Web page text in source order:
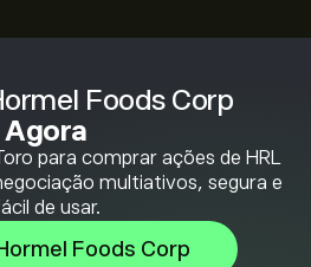
Foods Corp
Agora
para comprar ações de HRL
multiativos, segura e
de usar.
Foods Corp